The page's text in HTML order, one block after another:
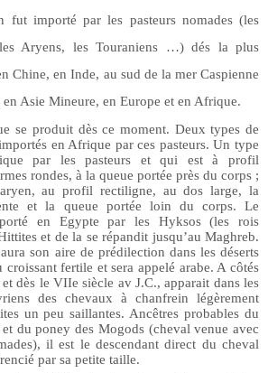
fut importé par les pasteurs nomades (les
Aryens, les Touraniens …) dés la plus
Chine, en Inde, au sud de la mer Caspienne
Asie Mineure, en Europe et en Afrique.
se produit dès ce moment. Deux types de
en Afrique par ces pasteurs. Un type
par les pasteurs et qui est à profil
rondes, à la queue portée près du corps ;
aryen, au profil rectiligne, au dos large, la
et la queue portée loin du corps. Le
en Egypte par les Hyksos (les rois
et de la se répandit jusqu’au Maghreb.
son aire de prédilection dans les déserts
croissant fertile et sera appelé arabe. A côtés
dès le VIIe siècle av J.C., apparait dans les
des chevaux à chanfrein légèrement
un peu saillantes. Ancêtres probables du
du poney des Mogods (cheval venue avec
il est le descendant direct du cheval
par sa petite taille.